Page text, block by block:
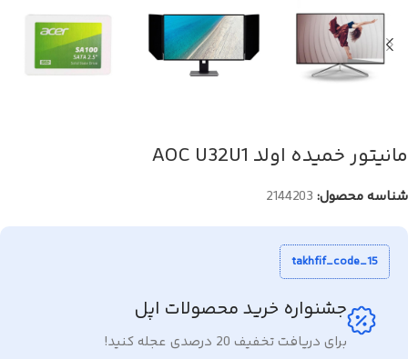
مانیتور خمیده اولد AOC U32U1
شناسه محصول: 2144203
takhfif_code_15
جشنواره خرید محصولات اپل
برای دریافت تخفیف 20 درصدی عجله کنید!